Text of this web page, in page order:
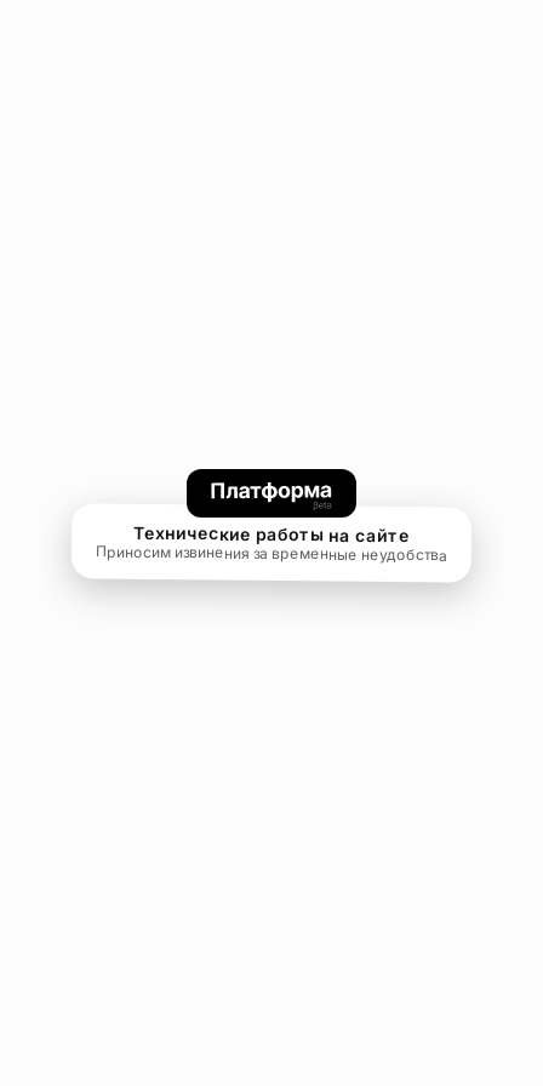
Технические работы на сайте
Приносим извинения за временные неудобства